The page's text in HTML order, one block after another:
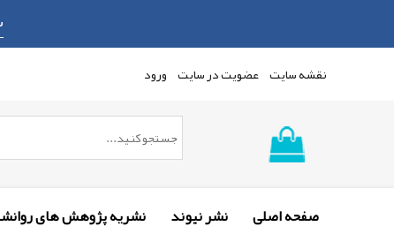
نقشه سایت عضویت در سایت ورود
صفحه اصلی نشر نیوند نشریه پژوهش های